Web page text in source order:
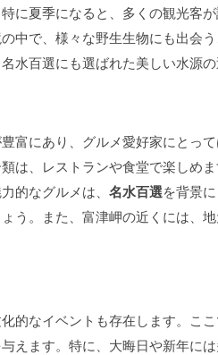
に夏季になると、多くの観光客
中で、様々な野生生物にも出会
水百選にも選ばれた美しい水源の
富にあり、グルメ愛好家にとっ
は、レストランや食堂で楽しめ
的なグルメは、 名水百選を背景
う。また、富津岬の近くには、
的なイベントも存在します。こ
えます。特に、大晦日や新年に